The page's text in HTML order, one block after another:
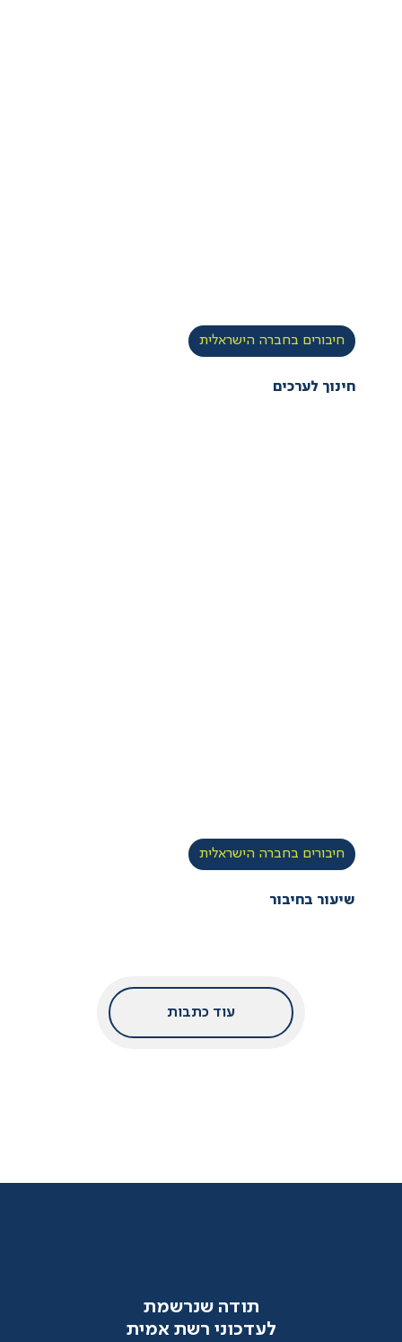
חיבורים בחברה הישראלית
חינוך לערכים
חיבורים בחברה הישראלית
שיעור בחיבור
עוד כתבות
תודה שנרשמת
לעדכוני רשת אמית